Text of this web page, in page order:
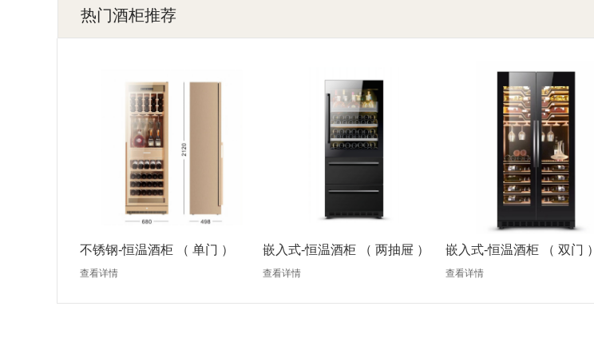
热门酒柜推荐
不锈钢-恒温酒柜 （ 单门 ）
查看详情
嵌入式-恒温酒柜 （ 两抽屉 ）
查看详情
嵌入式-恒温酒柜 （ 双门 ）
查看详情